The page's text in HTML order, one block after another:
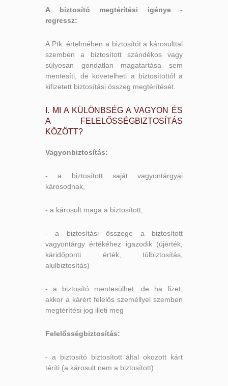
A biztosító megtérítési igénye -
regressz:
A Ptk. értelmében a biztosítót a károsulttal
szemben a biztosított szándékos vagy
súlyosan gondatlan magatartása sem
mentesíti, de követelheti a biztosítottól a
kifizetett biztosítási összeg megtérítését.
I. MI A KÜLÖNBSÉG A VAGYON ÉS
A FELELŐSSÉGBIZTOSÍTÁS
KÖZÖTT?
Vagyonbiztosítás:
- a biztosított saját vagyontárgyai
károsodnak,
- a károsult maga a biztosított,
- a biztosítási összege a biztosított
vagyontárgy értékéhez igazodik (újérték,
káridőponti érték, túlbiztosítás,
alulbiztosítás)
- a biztosító mentesülhet, de ha fizet,
akkor a kárért felelős személlyel szemben
megtérítési jog illeti meg
Felelősségbiztosítás:
- a biztosító biztosított által okozott kárt
téríti (a károsult nem a biztosított)